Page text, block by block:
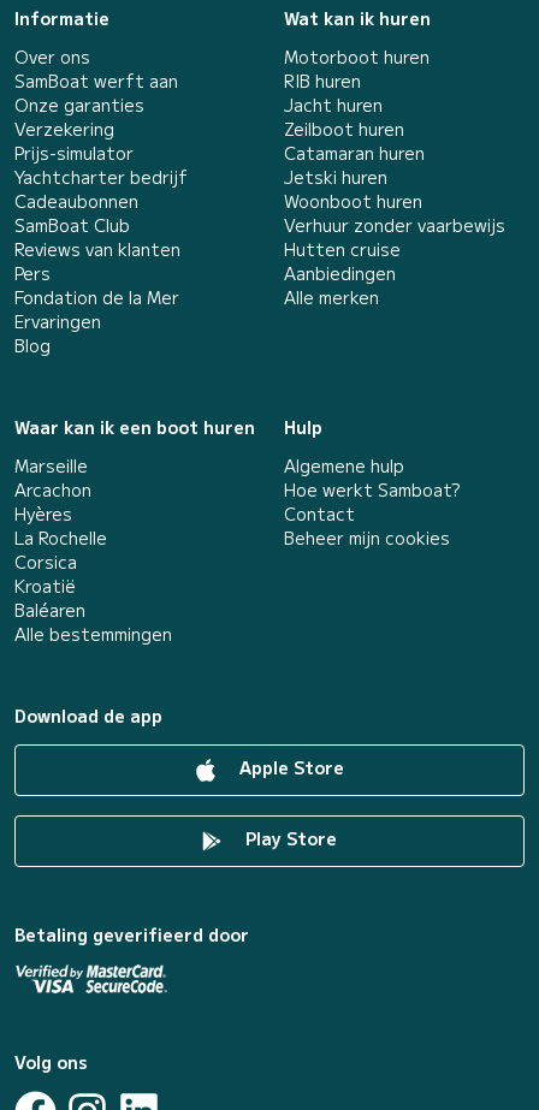
Informatie
Over ons
SamBoat werft aan
Onze garanties
Verzekering
Prijs-simulator
Yachtcharter bedrijf
Cadeaubonnen
SamBoat Club
Reviews van klanten
Pers
Fondation de la Mer
Ervaringen
Blog
Wat kan ik huren
Motorboot huren
RIB huren
Jacht huren
Zeilboot huren
Catamaran huren
Jetski huren
Woonboot huren
Verhuur zonder vaarbewijs
Hutten cruise
Aanbiedingen
Alle merken
Waar kan ik een boot huren
Marseille
Arcachon
Hyères
La Rochelle
Corsica
Kroatië
Baléaren
Alle bestemmingen
Hulp
Algemene hulp
Hoe werkt Samboat?
Contact
Beheer mijn cookies
Download de app
Apple Store
Play Store
Betaling geverifieerd door
Volg ons